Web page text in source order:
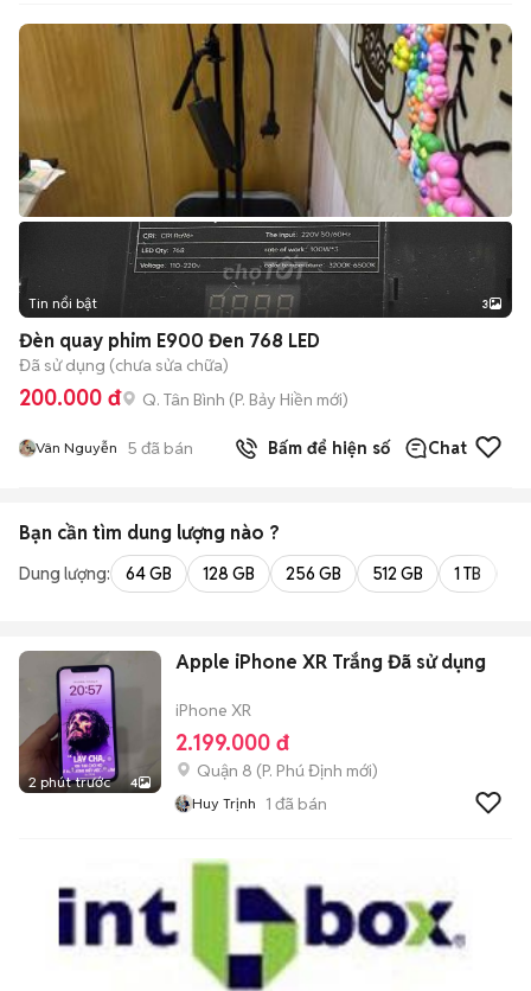
Tin nổi bật 3
Đèn quay phim E900 Đen 768 LED
Đã sử dụng (chưa sửa chữa)
200.000 đ Q. Tân Bình (P. Bảy Hiền mới)
Vân Nguyễn 5 đã bán Bấm để hiện số Chat
Bạn cần tìm dung lượng nào ?
Dung lượng: 64 GB 128 GB 256 GB 512 GB 1 TB
2 phút trước 4
Apple iPhone XR Trắng Đã sử dụng
iPhone XR
2.199.000 đ
Quận 8 (P. Phú Định mới)
Huy Trịnh 1 đã bán